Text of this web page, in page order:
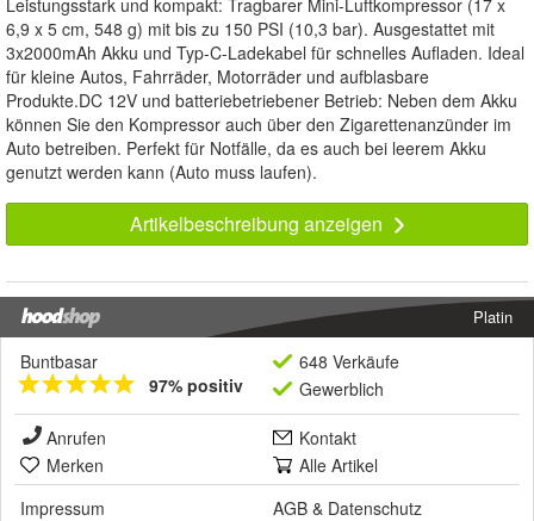
6,9 x 5 cm, 548 g) mit bis zu 150 PSI (10,3 bar). Ausgestattet mit
3x2000mAh Akku und Typ-C-Ladekabel für schnelles Aufladen. Ideal
für kleine Autos, Fahrräder, Motorräder und aufblasbare
Produkte.DC 12V und batteriebetriebener Betrieb: Neben dem Akku
können Sie den Kompressor auch über den Zigarettenanzünder im
Auto betreiben. Perfekt für Notfälle, da es auch bei leerem Akku
genutzt werden kann (Auto muss laufen).
Artikelbeschreibung anzeigen
Platin
Buntbasar
97% positiv
648 Verkäufe
Gewerblich
Anrufen
Kontakt
Merken
Alle Artikel
Impressum
AGB & Datenschutz